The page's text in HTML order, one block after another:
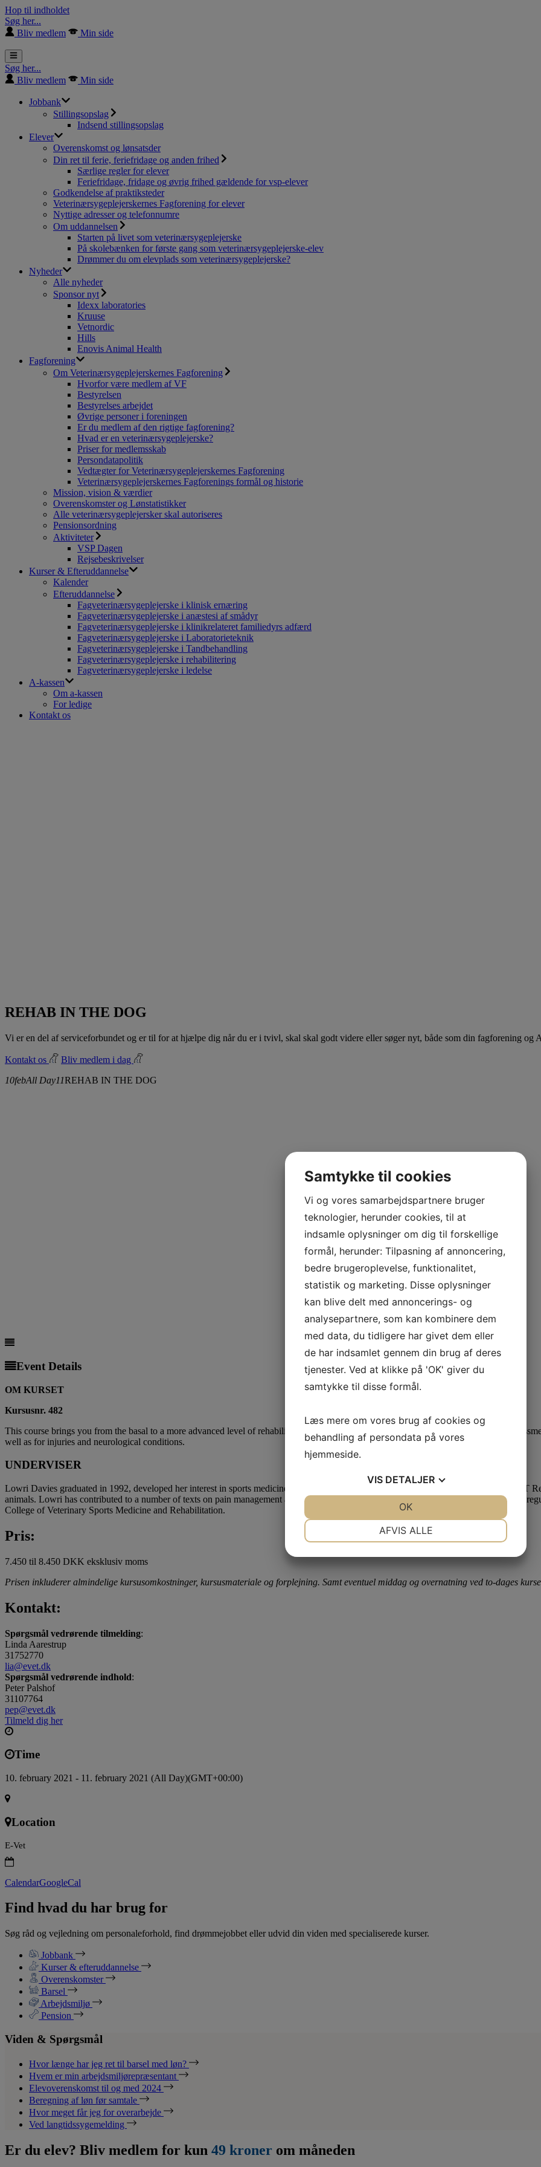
Hop til indholdet
Søg her...
Bliv medlem
Min side
Søg her...
Bliv medlem
Min side
Jobbank
Stillingsopslag
Indsend stillingsopslag
Elever
Overenskomst og lønsatsder
Din ret til ferie, feriefridage og anden frihed
Særlige regler for elever
Feriefridage, fridage og øvrig frihed gældende for vsp-elever
Godkendelse af praktiksteder
Veterinærsygeplejerskernes Fagforening for elever
Nyttige adresser og telefonnumre
Om uddannelsen
Starten på livet som veterinærsygeplejerske
På skolebænken for første gang som veterinærsygeplejerske-elev
Drømmer du om elevplads som veterinærsygeplejerske?
Nyheder
Alle nyheder
Sponsor nyt
Idexx laboratories
Kruuse
Vetnordic
Hills
Enovis Animal Health
Fagforening
Om Veterinærsygeplejerskernes Fagforening
Hvorfor være medlem af VF
Bestyrelsen
Bestyrelses arbejdet
Øvrige personer i foreningen
Er du medlem af den rigtige fagforening?
Hvad er en veterinærsygeplejerske?
Priser for medlemsskab
Persondatapolitik
Vedtægter for Veterinærsygeplejerskernes Fagforening
Veterinærsygeplejerskernes Fagforenings formål og historie
Mission, vision & værdier
Overenskomster og Lønstatistikker
Alle veterinærsygeplejersker skal autoriseres
Pensionsordning
Aktiviteter
VSP Dagen
Rejsebeskrivelser
Kurser & Efteruddannelse
Kalender
Efteruddannelse
Fagveterinærsygeplejerske i klinisk ernæring
Fagveterinærsygeplejerske i anæstesi af smådyr
Fagveterinærsygeplejerske i klinikrelateret familiedyrs adfærd
Fagveterinærsygeplejerske i Laboratorieteknik
Fagveterinærsygeplejerske i Tandbehandling
Fagveterinærsygeplejerske i rehabilitering
Fagveterinærsygeplejerske i ledelse
A-kassen
Om a-kassen
For ledige
Kontakt os
REHAB IN THE DOG
Vi er en del af serviceforbundet og er til for at hjælpe dig når du er i tvivl, skal skal godt videre eller søger nyt, både som din fagforening og
Kontakt os
Bliv medlem i dag
10febAll Day11REHAB IN THE DOG
Event Details
OM KURSET
Kursusnr. 482
This course brings you from the basal to a more advanced level of rehabilitation including stance and gait analysis, goniometry, pain
well as for injuries and neurological conditions.
UNDERVISER
Lowri Davies graduated in 1992, developed her interest in sports medicine and rehabilitation until 2004 when she established the SMART
animals. Lowri has contributed to a number of texts on pain management and rehabilitation, authoured “Care of the Canine Athlete”, and
College of Veterinary Sports Medicine and Rehabilitation.
Pris:
7.450 til 8.450 DKK eksklusiv moms
Prisen inkluderer almindelige kursusomkostninger, kursusmateriale og forplejning. Samt eventuel middag og overnatning ved to-dages
Kontakt:
Spørgsmål vedrørende tilmelding:
Linda Aarestrup
31752770
lia@evet.dk
Spørgsmål vedrørende indhold:
Peter Palshof
31107764
pep@evet.dk
Tilmeld dig her
Time
10. february 2021 - 11. february 2021 (All Day)(GMT+00:00)
Location
E-Vet
CalendarGoogleCal
Find hvad du har brug for
Søg råd og vejledning om personaleforhold, find drømmejobbet eller udvid din viden med specialiserede kurser.
Jobbank
Kurser & efteruddannelse
Overenskomster
Barsel
Arbejdsmiljø
Pension
Viden & Spørgsmål
Hvor længe har jeg ret til barsel med løn?
Hvem er min arbejdsmiljørepræsentant
Elevoverenskomst til og med 2024
Beregning af løn før samtale
Hvor meget får jeg for overarbejde
Ved langtidssygemelding
Er du elev? Bliv medlem for kun 49 kroner om måneden
Samtykke til cookies
Vi og vores samarbejdspartnere bruger
teknologier, herunder cookies, til at
indsamle oplysninger om dig til forskellige
formål, herunder: Tilpasning af annoncering,
bedre brugeroplevelse, funktionalitet,
statistik og marketing. Disse oplysninger
kan blive delt med annoncerings- og
analysepartnere, som kan kombinere dem
med data, du tidligere har givet dem eller
de har indsamlet gennem din brug af deres
tjenester. Ved at klikke på 'OK' giver du
samtykke til disse formål.
Læs mere om vores brug af cookies og
behandling af persondata på vores
hjemmeside.
VIS DETALJER
AFVIS ALLE
OK